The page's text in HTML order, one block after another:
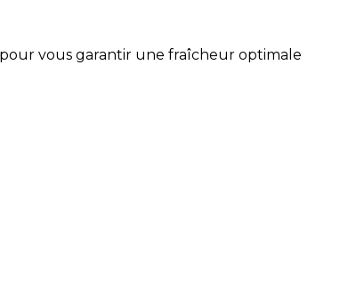
vous garantir une fraîcheur optimale